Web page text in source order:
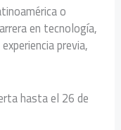
o
en tecnología,
previa,
hasta el 26 de